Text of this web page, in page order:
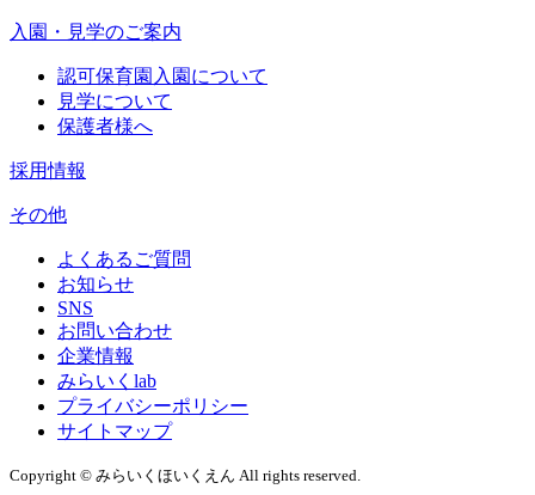
入園・見学のご案内
認可保育園入園について
見学について
保護者様へ
採用情報
その他
よくあるご質問
お知らせ
SNS
お問い合わせ
企業情報
みらいくlab
プライバシーポリシー
サイトマップ
Copyright © みらいくほいくえん All rights reserved.